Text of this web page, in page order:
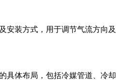
安装方式，用于调节气流方向及
具体布局，包括冷媒管道、冷却